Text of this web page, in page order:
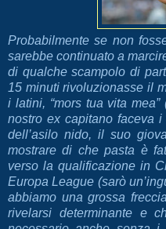
Probabilmente se non
sarebbe continuato a
di qualche scampolo di
15 minuti rivoluzionasse il
i latini, “mors tua vita
nostro ex capitano faceva
dell’asilo nido, il suo
mostrare di che pasta è
verso la qualificazione in
Europa League (sarò
abbiamo una grossa
rivelarsi determinante e